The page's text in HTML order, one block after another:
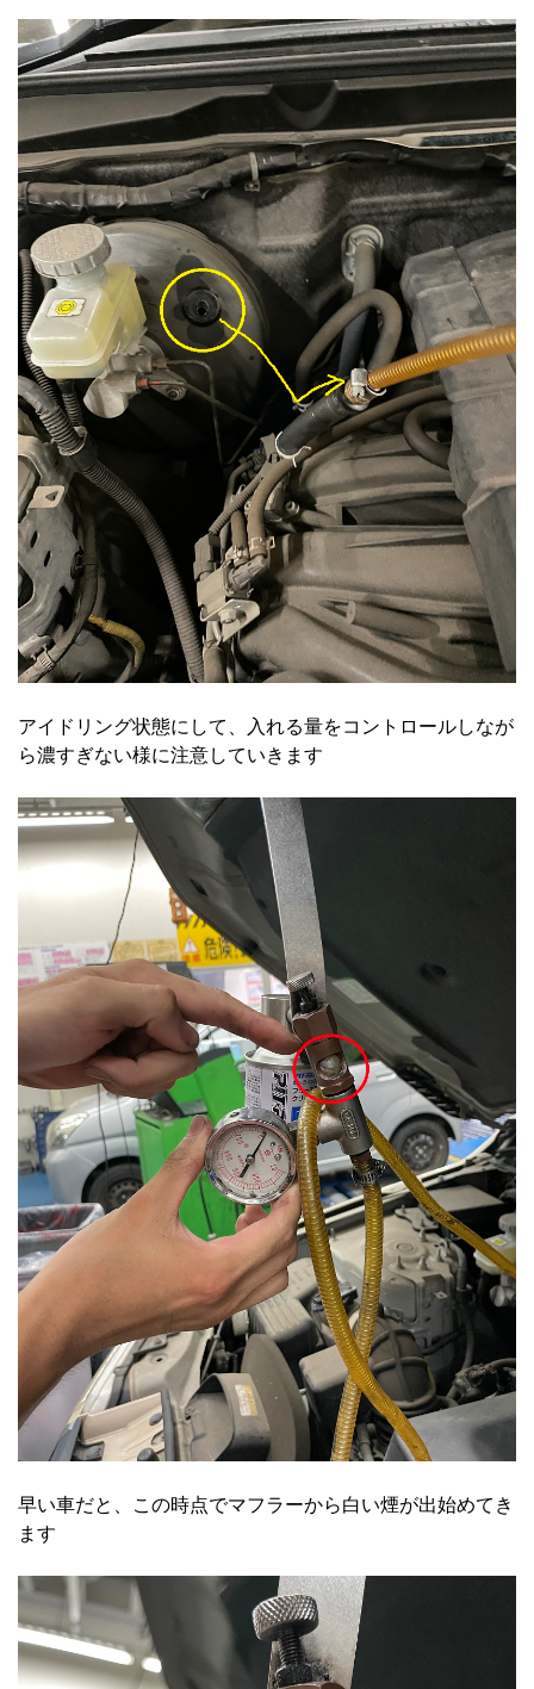
アイドリング状態にして、入れる量をコントロールしなが
ら濃すぎない様に注意していきます
早い車だと、この時点でマフラーから白い煙が出始めてき
ます